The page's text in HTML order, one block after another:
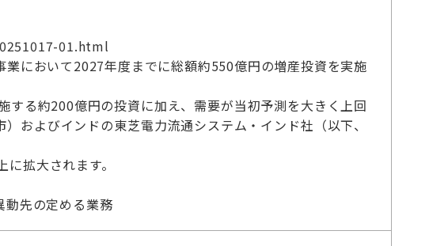
01.html
において2027年度までに総額約550億円の増産投資を実施
る約200億円の投資に加え、需要が当初予測を大きく上回
およびインドの東芝電力流通システム・インド社（以下、
拡大されます。
先の定める業務